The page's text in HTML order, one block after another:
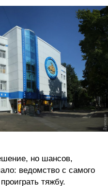
но шансов,
ведомство с самого
тяжбу.